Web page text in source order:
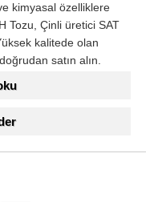
kimyasal özelliklere
Tozu, Çinli üretici SAT
kalitede olan
satın alın.